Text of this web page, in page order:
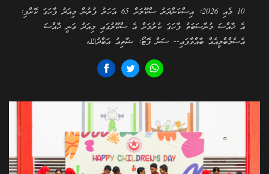
10 މެއި 2026: އިސްކަންދަރު ސްކޫލަށް 65 އަހަރު ފުރުން މިއަދު ފާހަގަ ކޮށްފި:
އެ ޚާއްސަ މުނާސަބަތު ފާހަގަ ކުރުމަށް އެ ސްކޫލުގައި މިއަދު ވަނީ ޚާއްސަ
އެސެމްބްލީއެއް ބާއްވާފައި-- ސަން ފޮޓޯ: ޝާތިއު އަބްދުالله